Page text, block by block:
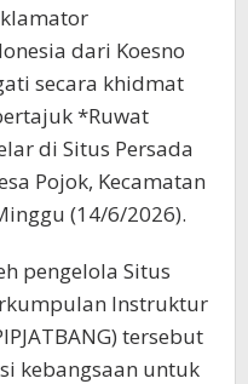
dari Koesno
secara khidmat
*Ruwat
di Situs Persada
Pojok, Kecamatan
(14/6/2026).
pengelola Situs
Instruktur
tersebut
kebangsaan untuk